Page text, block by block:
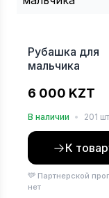
Рубашка для
мальчика
6 000 KZT
В наличии • 201 шт
К
Партнерской
нет